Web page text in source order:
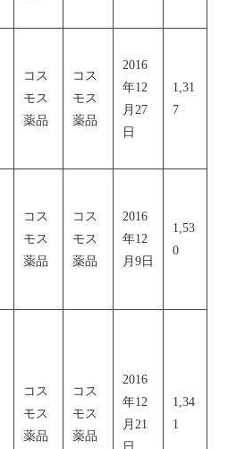
コス
モス
薬品
コス
モス
薬品
2016
年12
月27
日
1,31
7
コス
モス
薬品
コス
モス
薬品
2016
年12
月9日
1,53
0
コス
モス
薬品
コス
モス
薬品
2016
年12
月21
1,34
1